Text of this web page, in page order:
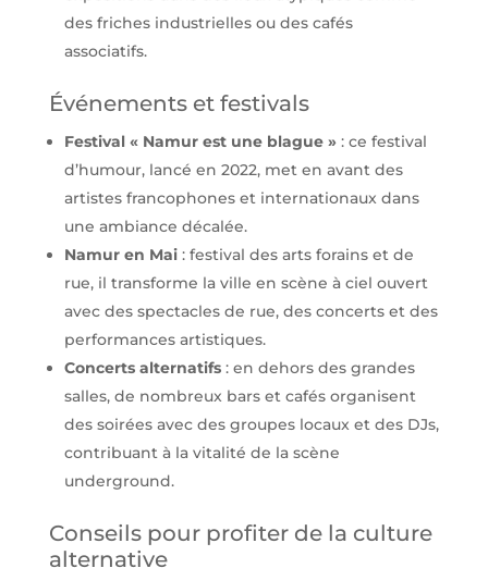
des friches industrielles ou des cafés
associatifs.
Événements et festivals
Festival « Namur est une blague »: ce festival
d’humour, lancé en 2022, met en avant des
artistes francophones et internationaux dans
une ambiance décalée.
Namur en Mai: festival des arts forains et de
rue, il transforme la ville en scène à ciel ouvert
avec des spectacles de rue, des concerts et des
performances artistiques.
Concerts alternatifs: en dehors des grandes
salles, de nombreux bars et cafés organisent
des soirées avec des groupes locaux et des DJs,
contribuant à la vitalité de la scène
underground.
Conseils pour profiter de la culture
alternative